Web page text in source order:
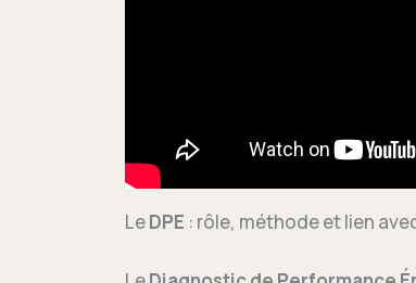
LeDPE : rôle, méthode et lien